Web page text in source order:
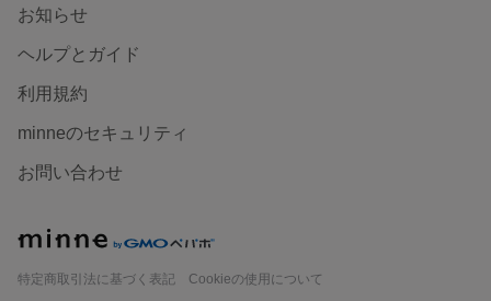
お知らせ
ヘルプとガイド
利用規約
minneのセキュリティ
お問い合わせ
特定商取引法に基づく表記
Cookieの使用について